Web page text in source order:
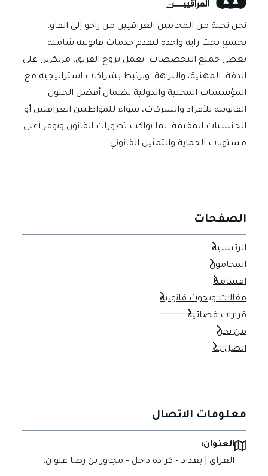
“المحتوى
الهابط”؟
نحن نخبة من المحامين العراقيين من زاخو إلى الفاو،
نجتمع تحت راية واحدة لنقدم خدمات قانونية شاملة
تغطي جميع التخصصات. نعمل بروح الفريق، مرتكزين على
الدقة، المهنية، والنزاهة، ونرتبط بشراكات استراتيجية مع
المؤسسات المحلية والدولية لضمان أفضل الحلول
القانونية للأفراد والشركات، سواء للمواطنين العراقيين أو
الجنسيات المقيمة، بما يواكب تطورات القانون ويوفر أعلى
مستويات الحماية والتمثيل القانوني.
الصفحات
الرئيسية
المحامون
اقسامنا
مقالات وبحوث قانونية
قرارات قضائية
من نحن
اتصل بنا
معلومات الاتصال
العنوان:
العراق | بغداد – كرادة داخل – مجاور بن رضا علوان.